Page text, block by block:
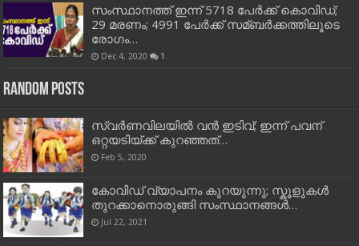
സംസ്ഥാനത്ത് ഇന്ന് 5718 പേര്‍ക്ക് കൊവിഡ്;
29 മരണം; 4991 പേര്‍ക്ക് സമ്ബര്‍ക്കത്തിലൂടെ
രോഗം…
Dec 4, 2020 1
Random Posts
സ്വര്‍ണവിലയില്‍ വന്‍ ഇടിവ്; ഇന്ന് പവന്
ഒറ്റയടിയ്ക്ക് കുറഞ്ഞത്…
Feb 5, 2020
കോവിഡ് വ്യാപനം കുറയുന്നു; സ്കൂളുകള്‍
തുറക്കാനൊരുങ്ങി സംസ്ഥാനങ്ങള്‍…
Jul 22, 2021